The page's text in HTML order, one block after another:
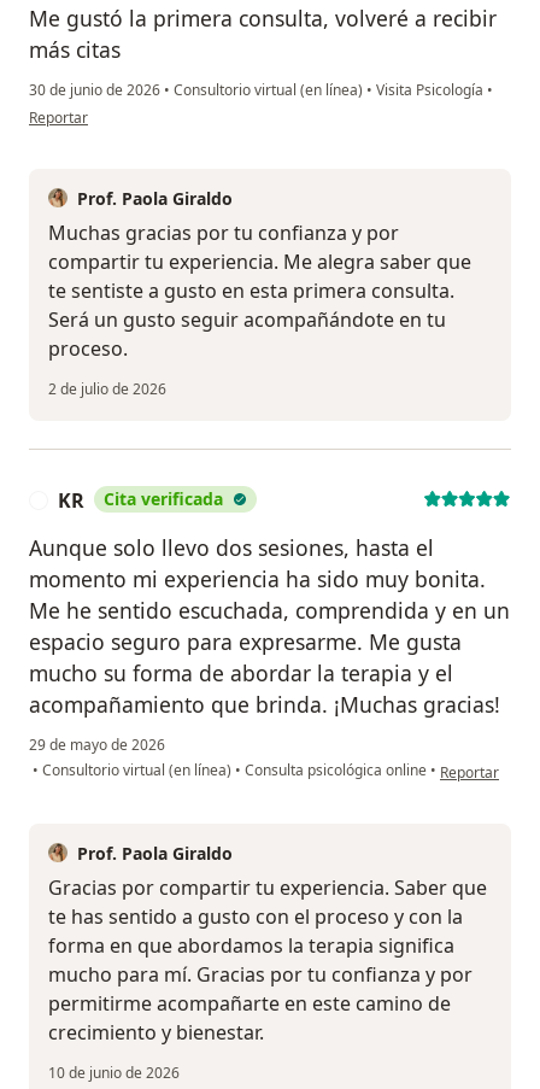
Me gustó la primera consulta, volveré a recibir
más citas
30 de junio de 2026 • Consultorio virtual (en línea) • Visita Psicología •
en opinión del usuario MR
Reportar
Prof. Paola Giraldo
Muchas gracias por tu confianza y por
compartir tu experiencia. Me alegra saber que
te sentiste a gusto en esta primera consulta.
Será un gusto seguir acompañándote en tu
proceso.
2 de julio de 2026
KR Cita verificada
Aunque solo llevo dos sesiones, hasta el
momento mi experiencia ha sido muy bonita.
Me he sentido escuchada, comprendida y en un
espacio seguro para expresarme. Me gusta
mucho su forma de abordar la terapia y el
acompañamiento que brinda. ¡Muchas gracias!
29 de mayo de 2026
• Consultorio virtual (en línea) • Consulta psicológica online • en opinión del
Reportar
Prof. Paola Giraldo
Gracias por compartir tu experiencia. Saber que
te has sentido a gusto con el proceso y con la
forma en que abordamos la terapia significa
mucho para mí. Gracias por tu confianza y por
permitirme acompañarte en este camino de
crecimiento y bienestar.
10 de junio de 2026